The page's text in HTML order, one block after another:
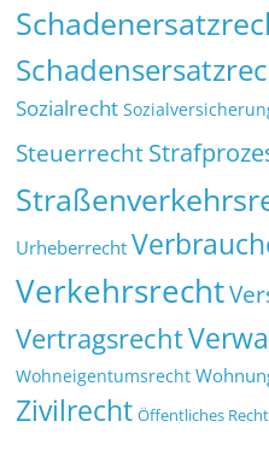
Sozialrecht
Steuerrecht
Urheberrecht
Verkehrsrecht
Vertragsrecht
Wohneigentumsrecht
Zivilrecht Öffentliches Recht